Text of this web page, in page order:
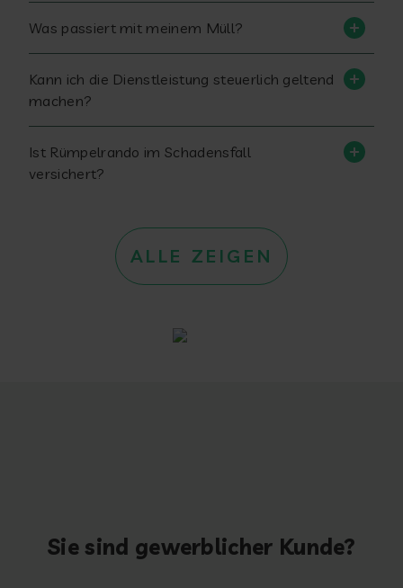
Was passiert mit meinem Müll?
Kann ich die Dienstleistung steuerlich geltend
machen?
Ist Rümpelrando im Schadensfall
versichert?
ALLE ZEIGEN
Sie sind gewerblicher Kunde?